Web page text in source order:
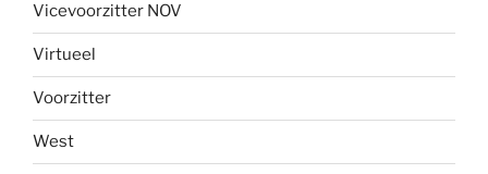
Vicevoorzitter NOV
Virtueel
Voorzitter
West